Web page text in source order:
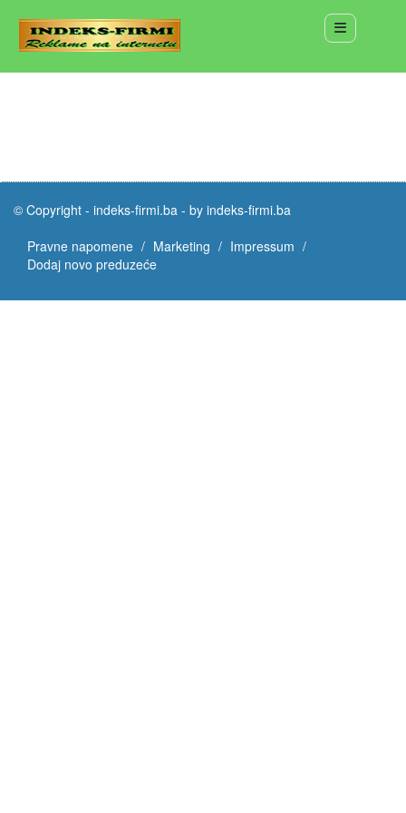
© Copyright - indeks-firmi.ba - by indeks-firmi.ba
Pravne napomene
Marketing
Impressum
Dodaj novo preduzeće